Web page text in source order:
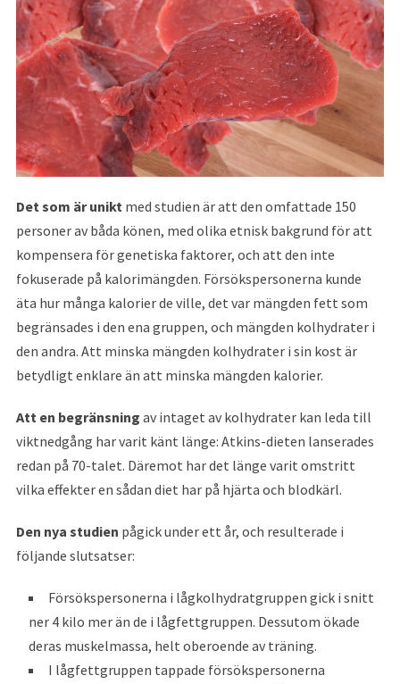
Det som är unikt med studien är att den omfattade 150
personer av båda könen, med olika etnisk bakgrund för att
kompensera för genetiska faktorer, och att den inte
fokuserade på kalorimängden. Försökspersonerna kunde
äta hur många kalorier de ville, det var mängden fett som
begränsades i den ena gruppen, och mängden kolhydrater i
den andra. Att minska mängden kolhydrater i sin kost är
betydligt enklare än att minska mängden kalorier.
Att en begränsning av intaget av kolhydrater kan leda till
viktnedgång har varit känt länge: Atkins-dieten lanserades
redan på 70-talet. Däremot har det länge varit omstritt
vilka effekter en sådan diet har på hjärta och blodkärl.
Den nya studien pågick under ett år, och resulterade i
följande slutsatser:
Försökspersonerna i lågkolhydratgruppen gick i snitt
ner 4 kilo mer än de i lågfettgruppen. Dessutom ökade
deras muskelmassa, helt oberoende av träning.
I lågfettgruppen tappade försökspersonerna